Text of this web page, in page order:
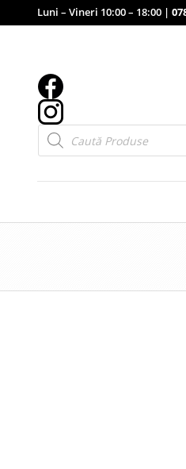
Luni – Vineri 10:00 – 18:00 |
Products
search